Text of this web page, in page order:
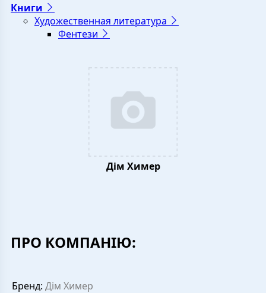
Книги
Художественная литература
Фентези
Дім Химер
ПРО КОМПАНІЮ:
Бренд: Дім Химер